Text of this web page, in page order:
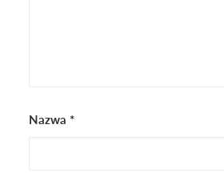
Nazwa *